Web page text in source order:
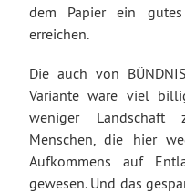
dem Papier ein gutes
erreichen.
Die auch von
Variante wäre viel
weniger Landschaft
Menschen, die hier
Aufkommens auf
gewesen. Und das